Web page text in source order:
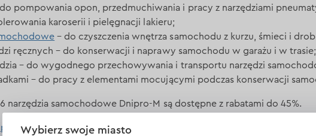
pompowania opon, przedmuchiwania i pracy z narzędziami
karoserii i pielęgnacji lakieru;
– do czyszczenia wnętrza samochodu z kurzu, śmieci i
ręcznych – do konserwacji i naprawy samochodu w garażu i w trasie;
– do wygodnego przechowywania i transportu narzędzi
– do pracy z elementami mocującymi podczas konserwacji
narzędzia samochodowe Dnipro-M są dostępne z rabatami do 45%.
szybko się rozchodzą, więc nie zwlekaj – skorzystaj z tej
Wybierz swoje miasto